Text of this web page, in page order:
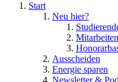
Start
Neu hier?
Ausscheiden
Energie sparen
Newsletter &